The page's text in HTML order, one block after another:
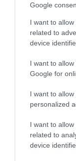
Google
I want to
related to
device
I want to
Google for
I want to
personalized
I want to
related to
device